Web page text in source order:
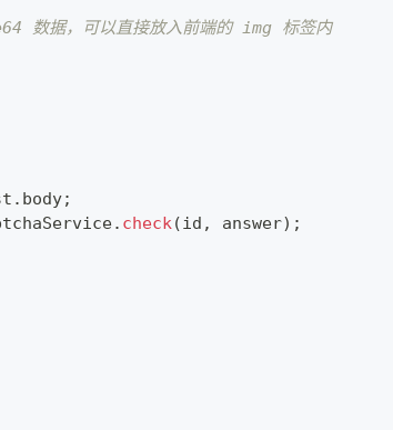
数据，可以直接放入前端的 img 标签内
. body;
. check(id , answer) ;